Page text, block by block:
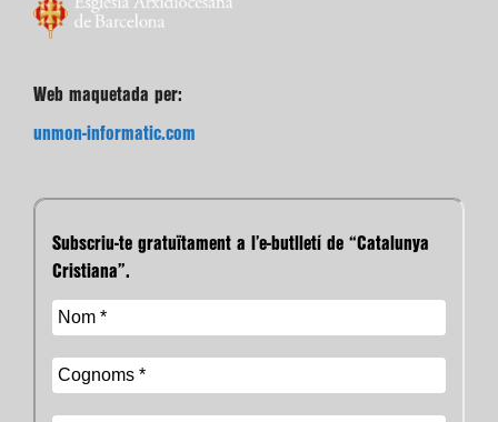
Web maquetada per:
unmon-informatic.com
Subscriu-te gratuïtament a l’e-butlletí de “Catalunya
Cristiana”.